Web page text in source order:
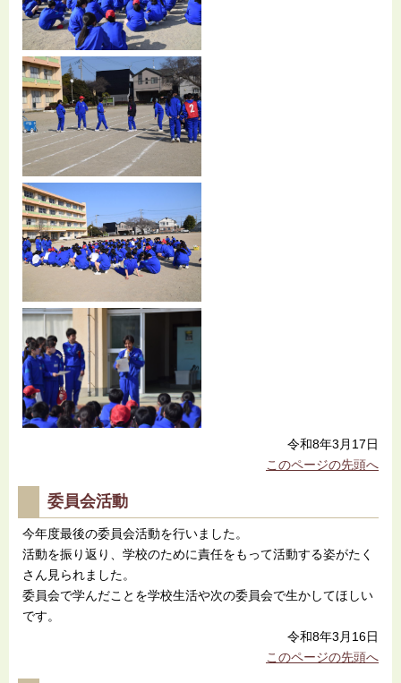
令和8年3月17日
このページの先頭へ
委員会活動
今年度最後の委員会活動を行いました。
活動を振り返り、学校のために責任をもって活動する姿がたく
さん見られました。
委員会で学んだことを学校生活や次の委員会で生かしてほしい
です。
令和8年3月16日
このページの先頭へ